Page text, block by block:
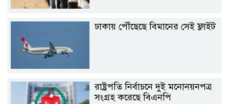
ঢাকায় পৌঁছেছে বিমানের সেই ফ্লাইট
রাষ্ট্রপতি নির্বাচনে দুই মনোনয়নপত্র
সংগ্রহ করেছে বিএনপি